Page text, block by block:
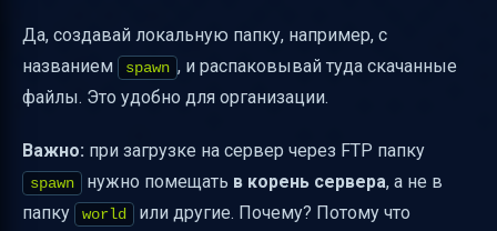
Да, создавай локальную папку, например, с
названием
spawn , и распаковывай туда скачанные
файлы. Это удобно для организации.
Важно: при загрузке на сервер через FTP папку
spawn нужно помещать в корень сервера, а не в
папку
world
или другие. Почему? Потому что